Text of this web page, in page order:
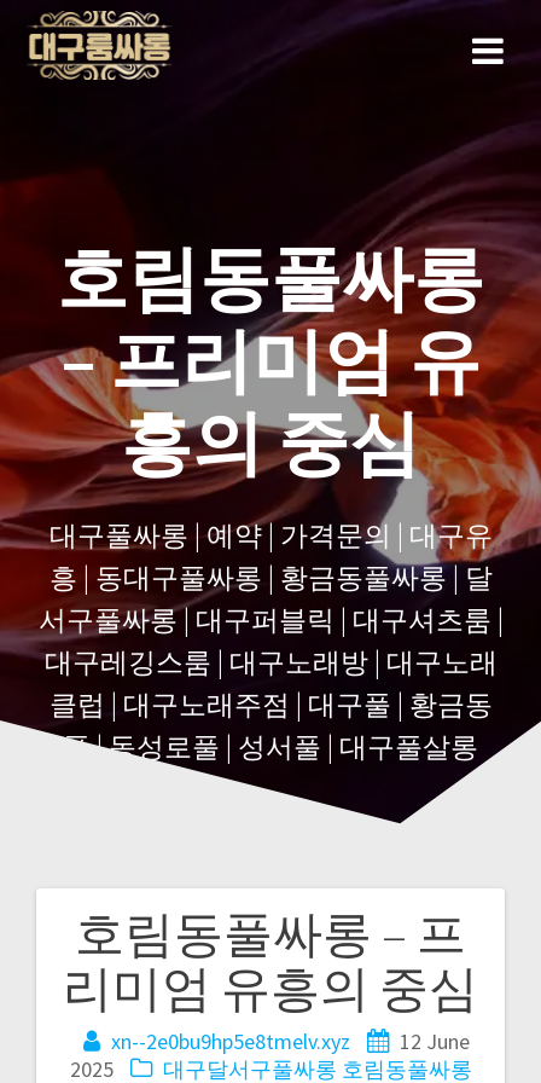
호림동풀싸롱
– 프리미엄 유
흥의 중심
대구풀싸롱 | 예약 | 가격문의 | 대구유
흥 | 동대구풀싸롱 | 황금동풀싸롱 | 달
서구풀싸롱 | 대구퍼블릭 | 대구셔츠룸 |
대구레깅스룸 | 대구노래방 | 대구노래
클럽 | 대구노래주점 | 대구풀 | 황금동
풀 | 동성로풀 | 성서풀 | 대구풀살롱
호림동풀싸롱 – 프
리미엄 유흥의 중심
xn--2e0bu9hp5e8tmelv.xyz
12 June
2025
대구달서구풀싸롱 호림동풀싸롱
Post
navigation